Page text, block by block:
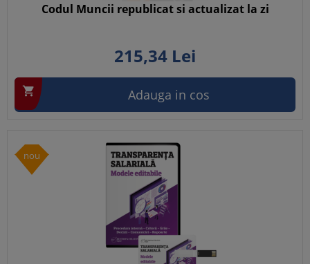
Codul Muncii republicat si actualizat la zi
215,34 Lei
 Adauga in cos
nou